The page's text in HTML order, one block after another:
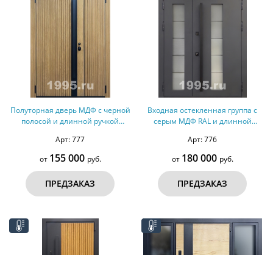
Полуторная дверь МДФ с черной
полосой и длинной ручкой
Арт: 777
от 155 000 руб.
ПРЕДЗАКАЗ
Входная остекленная группа с
серым МДФ RAL и длинной
Арт: 776
от 180 000 руб.
ПРЕДЗАКАЗ